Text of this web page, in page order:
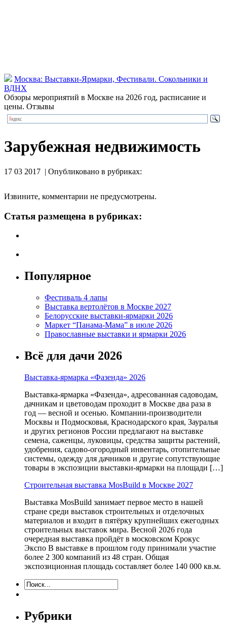
Москва: Выставки-Ярмарки, Фестивали. Сокольники и
ВДНХ
Обзоры мероприятий в Москве на 2026 год, расписание и
цены. Отзывы
Зарубежная недвижимость
17 03 2017 | Опубликовано в рубриках:
Извините, комментарии не предусмотрены.
Статья размещена в рубриках:
Популярное
Фестиваль 4 лапы
Выставка вертолётов в Москве 2027
Белорусские выставки-ярмарки 2026
Маркет “Панама-Мама” в июле 2026
Православные выставки и ярмарки 2026
Всё для дачи 2026
Выставка-ярмарка «Фазенда» 2026
Выставка-ярмарка «Фазенда», адресованная садоводам,
дачникам и цветоводам проходит в Москве два раза в
год — весной и осенью. Компании-производители
Москвы и Подмосковья, Краснодарского края, Зауралья
и других регионов России предлагают на выставке
семена, саженцы, луковицы, средства защиты растений,
удобрения, садово-огородный инвентарь, отопительные
системы, одежду для дачников и другие сопутствующие
товары в экспозиции выставки-ярмарки на площади […]
Строительная выставка MosBuild в Москве 2027
Выставка MosBuild занимает первое место в нашей
стране среди выставок строительных и отделочных
материалов и входит в пятёрку крупнейших ежегодных
строительных выставок мира. Весной 2026 года
очередная выставка пройдёт в московском Крокус
Экспо В выставке в прошлом году принимали участие
более 2 300 компаний из 48 стран. Общая
экспозиционная площадь составляет более 140 000 кв.м.
Рубрики